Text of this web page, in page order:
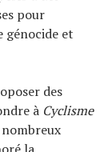
pour
génocide et
des
à Cyclisme